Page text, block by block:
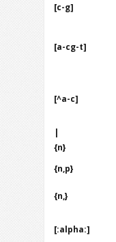
[c-g]
[a-cg-t]
[^a-c]
|
{n}
{n,p}
{n,}
[:alpha:]